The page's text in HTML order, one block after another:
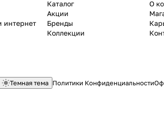
интернет
Каталог
Акции
Бренды
Коллекции
О
Темная тема Политики Конфиденциальности